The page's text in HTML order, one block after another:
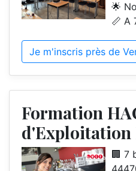
🌟
📏 A
Je m'inscris près de
Formation
d'Exploitation
🏢 7